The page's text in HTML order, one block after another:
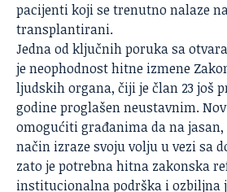
pacijentikoji se trenutno nalaze
transplantirani.
Jedna od ključnih poruka sa
je neophodnost hitne izmene
ljudskih organa, čiji je član 23 još
godine proglašen neustavnim.
omogućiti građanima da na
način izraze svoju volju u vezi sa
zato je potrebna hitna zakonska
institucionalna podrška i ozbiljna